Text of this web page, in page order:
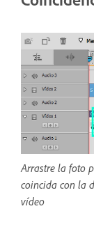
Arrastre la foto
coincida con la
vídeo